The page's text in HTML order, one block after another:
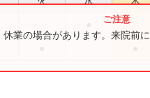
業の場合があります。来院前